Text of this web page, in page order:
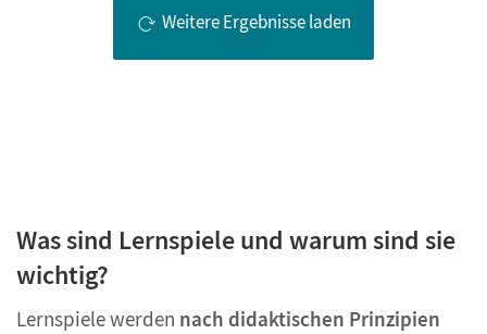
Weitere Ergebnisse laden
Was sind Lernspiele und warum sind sie
wichtig?
Lernspiele werden nach didaktischen Prinzipien